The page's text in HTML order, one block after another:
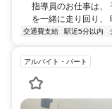
指導員のお仕事は、
を一緒に走り回り、
交通費支給 駅近5分以内
アルバイト・パート